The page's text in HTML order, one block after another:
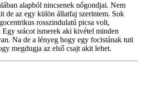
alapból nincsenek nőgondjai. Nem
de az egy külön állatfaj szerintem. Sok
rosszindulatú picsa volt,
srácot ismerek aki kivétel minden
Na de a lényeg hogy egy focistának tuti
megdugja az első csajt akit lehet.